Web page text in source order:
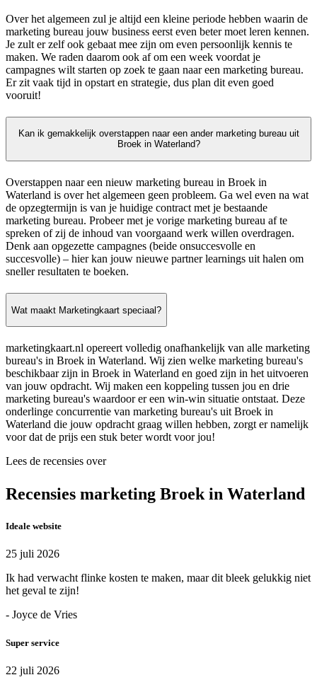
Over het algemeen zul je altijd een kleine periode hebben waarin de
marketing bureau jouw business eerst even beter moet leren kennen.
Je zult er zelf ook gebaat mee zijn om even persoonlijk kennis te
maken. We raden daarom ook af om een week voordat je
campagnes wilt starten op zoek te gaan naar een marketing bureau.
Er zit vaak tijd in opstart en strategie, dus plan dit even goed
vooruit!
Kan ik gemakkelijk overstappen naar een ander marketing bureau uit
Broek in Waterland?
Overstappen naar een nieuw marketing bureau in Broek in
Waterland is over het algemeen geen probleem. Ga wel even na wat
de opzegtermijn is van je huidige contract met je bestaande
marketing bureau. Probeer met je vorige marketing bureau af te
spreken of zij de inhoud van voorgaand werk willen overdragen.
Denk aan opgezette campagnes (beide onsuccesvolle en
succesvolle) – hier kan jouw nieuwe partner learnings uit halen om
sneller resultaten te boeken.
Wat maakt Marketingkaart speciaal?
marketingkaart.nl opereert volledig onafhankelijk van alle marketing
bureau's in Broek in Waterland. Wij zien welke marketing bureau's
beschikbaar zijn in Broek in Waterland en goed zijn in het uitvoeren
van jouw opdracht. Wij maken een koppeling tussen jou en drie
marketing bureau's waardoor er een win-win situatie ontstaat. Deze
onderlinge concurrentie van marketing bureau's uit Broek in
Waterland die jouw opdracht graag willen hebben, zorgt er namelijk
voor dat de prijs een stuk beter wordt voor jou!
Lees de recensies over
Recensies marketing Broek in Waterland
Ideale website
25 juli 2026
Ik had verwacht flinke kosten te maken, maar dit bleek gelukkig niet
het geval te zijn!
- Joyce de Vries
Super service
22 juli 2026